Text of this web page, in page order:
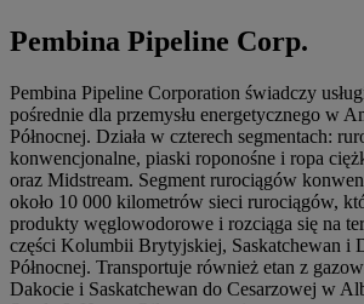
Pembina Pipeline Corp.
Pembina Pipeline Corporation świadczy
pośrednie dla przemysłu energetycznego w
Północnej. Działa w czterech segmentach:
konwencjonalne, piaski roponośne i ropa
oraz Midstream. Segment rurociągów
około 10 000 kilometrów sieci rurociągów,
produkty węglowodorowe i rozciąga się na
części Kolumbii Brytyjskiej, Saskatchewan i
Północnej. Transportuje również etan z
Dakocie i Saskatchewan do Cesarzowej w